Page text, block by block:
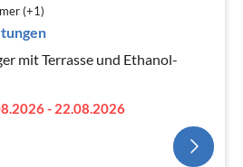
(+1)
mit Terrasse und Ethanol-
- 22.08.2026